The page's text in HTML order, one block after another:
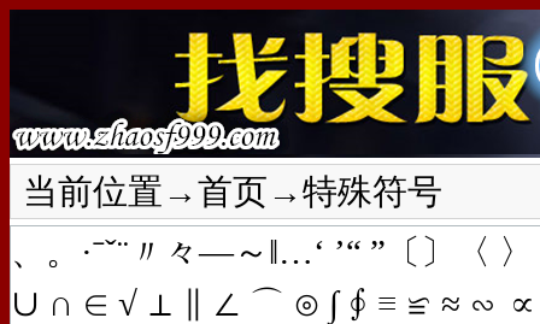
当前位置→首页 →特殊符号
、。·ˉˇ¨〃々—～‖…‘ ’“ ”〔〕〈
∪ ∩ ∈ √ ⊥ ∥ ∠ ⌒ ⊙ ∫ ∮ ≡ ≌ ≈ ∽ ∝